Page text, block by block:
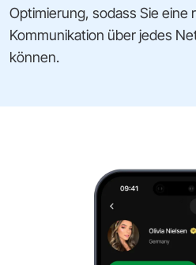
Optimierung, sodass Sie eine
Kommunikation über jedes
können.